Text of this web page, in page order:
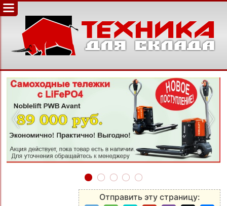
‹ ›
Отправить эту страницу: